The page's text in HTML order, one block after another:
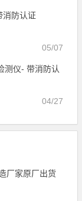
消防认证
05/07
测仪- 带消防认
04/27
厂家原厂出货